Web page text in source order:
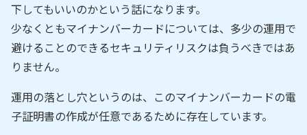
下してもいいのかという話になります。
少なくともマイナンバーカードについては、多少の運用で
避けることのできるセキュリティリスクは負うべきではあ
りません。
運用の落とし穴というのは、このマイナンバーカードの電
子証明書の作成が任意であるために存在しています。